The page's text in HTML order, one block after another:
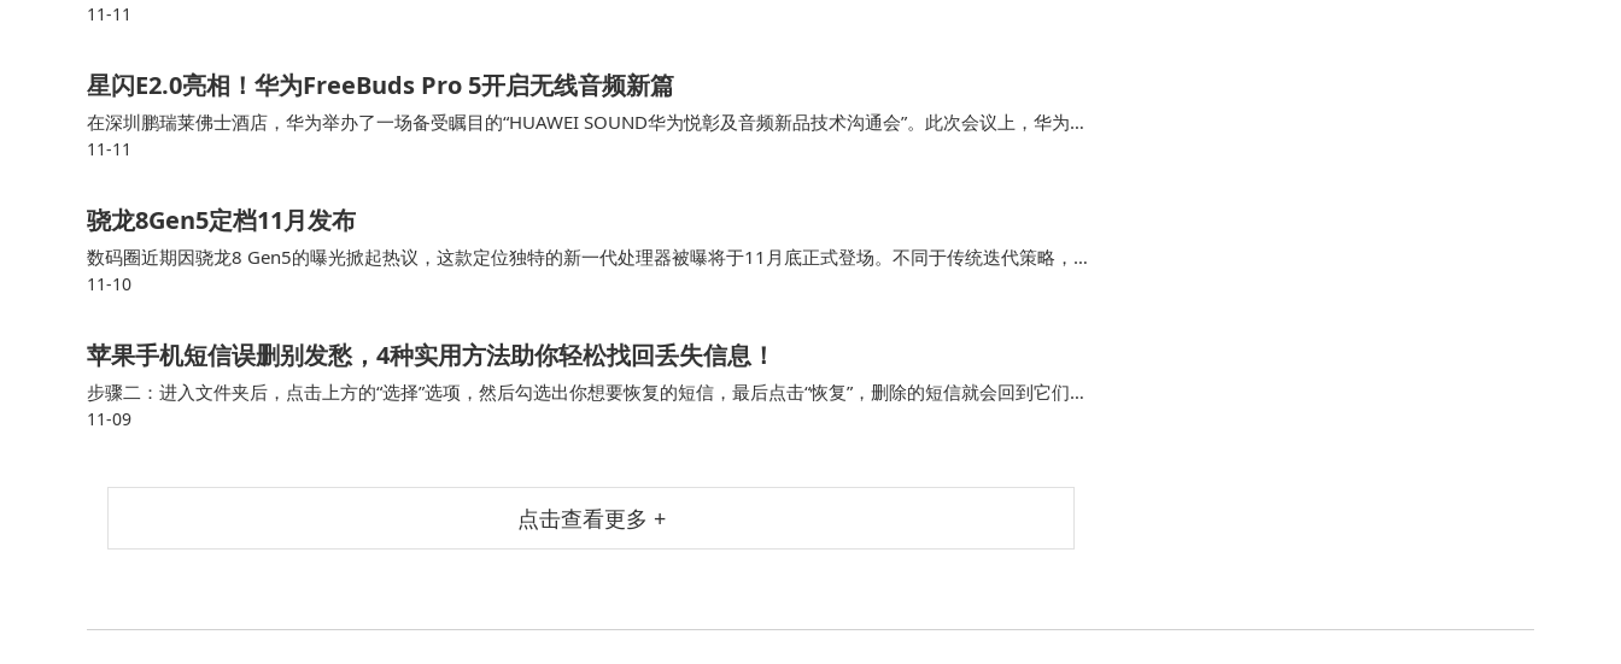
复杂监管中确保透明与合规在多业务场景中提升客户体验与决策质量在跨职能协作…
11-11
星闪E2.0亮相！华为FreeBuds Pro 5开启无线音频新篇
在深圳鹏瑞莱佛士酒店，华为举办了一场备受瞩目的“HUAWEI SOUND华为悦彰及音频新品技术沟通会”。此次会议上，华为低
调却震撼地推出了星闪E2.0技术，这一举动犹如在无线音频领域投下了一颗重磅炸弹，预示着蓝牙时代即将迎来重大变革。
11-11
骁龙8Gen5定档11月发布
数码圈近期因骁龙8 Gen5的曝光掀起热议，这款定位独特的新一代处理器被曝将于11月底正式登场。不同于传统迭代策略，其
采用旗舰级架构与中端定价的组合，在性能与成本间寻求突破，引发消费者对“高性能普惠化”的期待。据供应链消息，首批搭载
11-10
苹果手机短信误删别发愁，4种实用方法助你轻松找回丢失信息！
步骤二：进入文件夹后，点击上方的“选择”选项，然后勾选出你想要恢复的短信，最后点击“恢复”，删除的短信就会回到它们原
来的位置。 苹果短信恢复方法4.运营商协助原本满心期待地收到一条重要的手机短信，还没好好看…
11-09
点击查看更多 +